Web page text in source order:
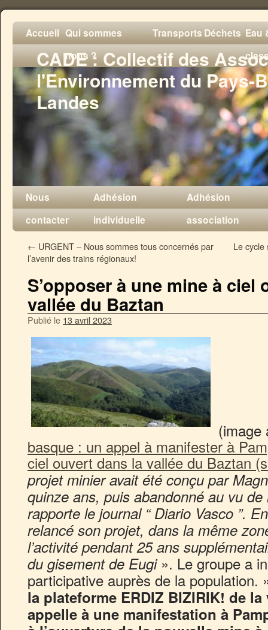
CADE : Collectif des
l'Environnement du Pays-
Landes
Accueil Qui sommes
nous ?
TransportsDéchets Eau
Nous
contacter
Adhésion
individuelle
Adhésion
association
← URGENT – Nous sommes tous concernés par
l’avenir des trains régionaux!
Le cycle
S’opposer à une mine à ciel
vallée du Baztan
Publié le 13 avril 2023
basque : un appel à manifester à
ciel ouvert dans la vallée du Baztan
projet minier avait été conçu par
quinze ans, puis abandonné au vu de
rapporte le journal “ Diario Vasco ”.
relancé son projet, dans la même
l’activité pendant 25 ans
du gisement de Eugi». Le groupe a
participative auprès de la population.
la plateforme ERDIZ BIZIRIK! de
appelle à une manifestation à